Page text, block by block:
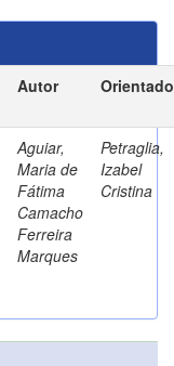
Autor
Aguiar,
Maria de
Fátima
Camacho
Ferreira
Marques
Petraglia,
Izabel
Cristina